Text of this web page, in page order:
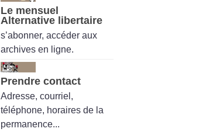
Le mensuel
Alternative libertaire
s’abonner, accéder aux
archives en ligne.
Prendre contact
Adresse, courriel,
téléphone, horaires de la
permanence...